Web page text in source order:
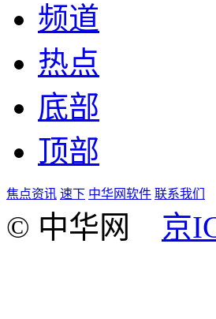
频道
热点
底部
顶部
焦点资讯 速下 中华网软件 联系我们
© 中华网 京